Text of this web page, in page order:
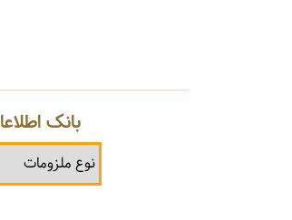
بانک